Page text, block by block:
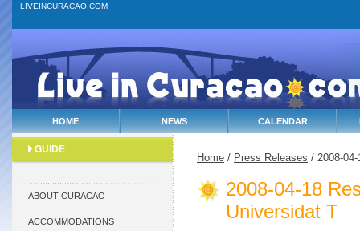
LIVEINCURACAO.COM
HOME NEWS CALENDAR
GUIDE
ABOUT CURACAO
ACCOMMODATIONS
Home / Press Releases / 2008-
2008-04-18
Universidat T